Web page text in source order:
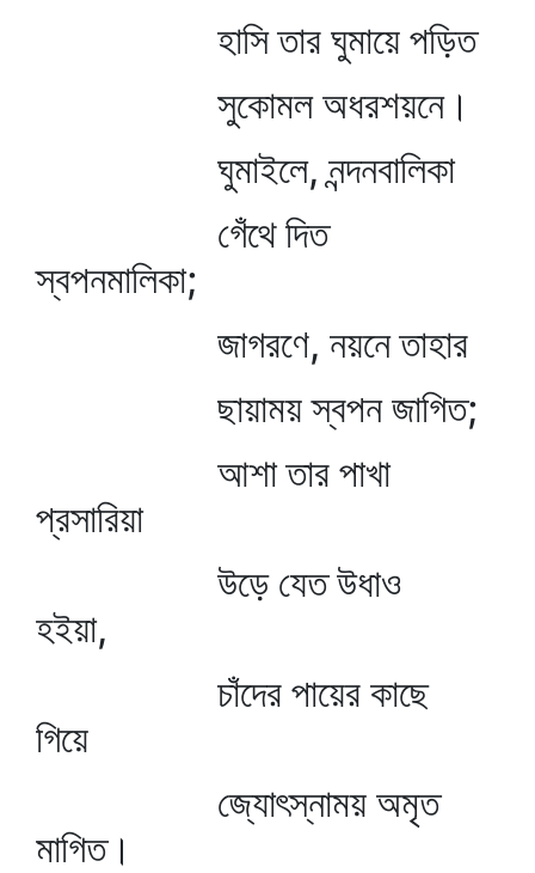
হাসি তার ঘুমায়ে পড়িত
সুকোমল অধরশয়নে।
ঘুমাইলে, নন্দনবালিকা
গেঁথে দিত
স্বপনমালিকা;
জাগরণে, নয়নে তাহার
ছায়াময় স্বপন জাগিত;
আশা তার পাখা
প্রসারিয়া
উড়ে যেত উধাও
হইয়া,
চাঁদের পায়ের কাছে
গিয়ে
জ্যোৎস্নাময় অমৃত
মাগিত।